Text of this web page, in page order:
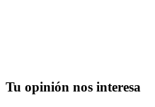
Tu opinión nos interesa